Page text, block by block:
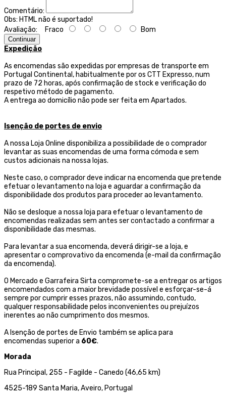
Comentário:
Obs: HTML não é suportado!
Avaliação: Fraco Bom
Continuar
Expedição
As encomendas são expedidas por empresas de transporte em
Portugal Continental, habitualmente por os CTT Expresso,num
prazo de 72 horas, após confirmação de stock e verificação do
respetivo método de pagamento.
A entrega ao domicílio não pode ser feita em Apartados.
Isenção de portes de envio
A nossa Loja Online disponibiliza a possibilidade de o comprador
levantar as suas encomendas de uma forma cómoda e sem
custos adicionais na nossa lojas.
Neste caso, o comprador deve indicar na encomenda que pretende
efetuar o levantamento na loja e aguardar a confirmação da
disponibilidade dos produtos para proceder ao levantamento.
Não se desloque a nossa loja para efetuar o levantamento de
encomendas realizadas sem antes ser contactado a confirmar a
disponibilidade das mesmas.
Para levantar a sua encomenda, deverá dirigir-se a loja, e
apresentar o comprovativo da encomenda (e-mail da confirmação
da encomenda).
O Mercado e Garrafeira Sirta compromete-se a entregar os artigos
encomendados com a maior brevidade possível e esforçar-se-á
sempre por cumprir esses prazos, não assumindo, contudo,
qualquer responsabilidade pelos inconvenientes ou prejuízos
inerentes ao não cumprimento dos mesmos.
A Isenção de portes de Envio também se aplica para
encomendas superior a 60€.
Morada
Rua Principal, 255 - Fagilde - Canedo (46,65 km)
4525-189 Santa Maria, Aveiro, Portugal